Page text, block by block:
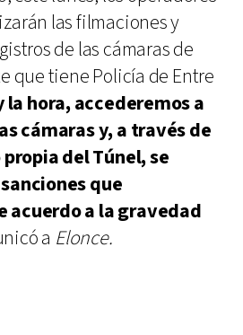
las filmaciones y
de las cámaras de
que tiene Policía de Entre
la hora, accederemos a
cámaras y, a través de
del Túnel, se
que
acuerdo a la gravedad
a Elonce.